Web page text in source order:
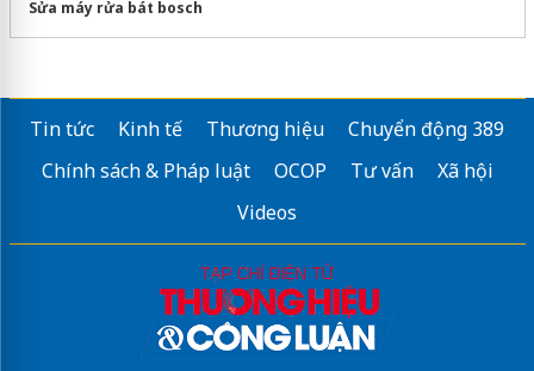
Sửa máy rửa bát bosch
Tin tức Kinh tế Thương hiệu
Chuyển động 389
Chính sách & Pháp luật
OCOP Tư vấn
Xã hội
Videos